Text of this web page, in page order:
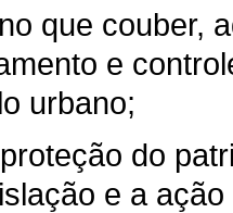
que couber,
e
urbano;
do
e a